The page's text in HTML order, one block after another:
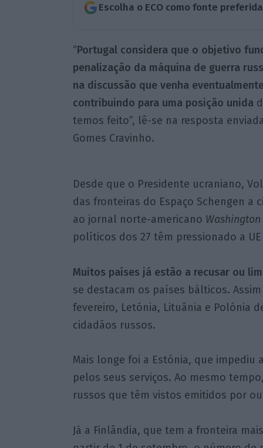
Escolha o ECO como fonte
“Portugal considera que o objetivo
penalização da máquina de guerra
na discussão que venha
contribuindo para uma posição unida
temos feito”, lê-se na resposta
Gomes Cravinho.
Desde que o Presidente ucraniano,
das fronteiras do Espaço Schengen a
ao jornal norte-americano Washington
políticos dos 27 têm pressionado a
Muitos países já estão a recusar ou
se destacam os países bálticos.
fevereiro, Letónia, Lituânia e Polónia
cidadãos russos.
Mais longe foi a Estónia, que
pelos seus serviços. Ao mesmo
russos que têm vistos emitidos por
Já a Finlândia, que tem a fronteira